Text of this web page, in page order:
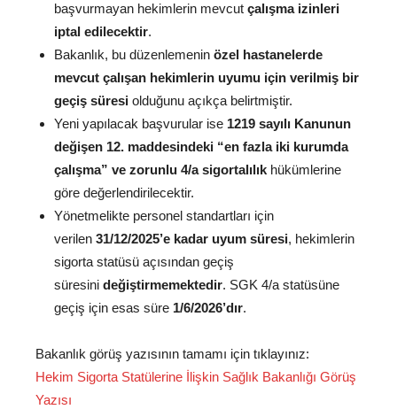
başvurmayan hekimlerin mevcut çalışma izinleri
iptal edilecektir.
Bakanlık, bu düzenlemenin özel hastanelerde
mevcut çalışan hekimlerin uyumu için verilmiş bir
geçiş süresi olduğunu açıkça belirtmiştir.
Yeni yapılacak başvurular ise 1219 sayılı Kanunun
değişen 12. maddesindeki “en fazla iki kurumda
çalışma” ve zorunlu 4/a sigortalılık hükümlerine
göre değerlendirilecektir.
Yönetmelikte personel standartları için
verilen 31/12/2025’e kadar uyum süresi, hekimlerin
sigorta statüsü açısından geçiş
süresini değiştirmemektedir. SGK 4/a statüsüne
geçiş için esas süre 1/6/2026’dır.
Bakanlık görüş yazısının tamamı için tıklayınız:
Hekim Sigorta Statülerine İlişkin Sağlık Bakanlığı Görüş
Yazısı